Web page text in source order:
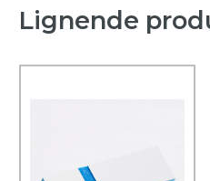
Lignende